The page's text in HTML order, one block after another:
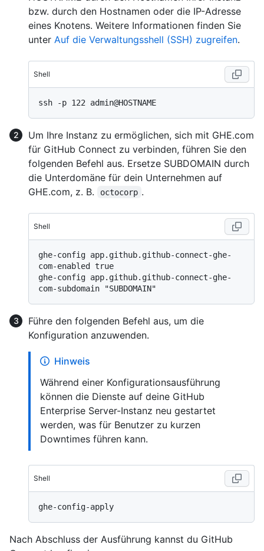
bzw. durch den Hostnamen oder die IP-Adresse
eines Knotens. Weitere Informationen finden Sie
unter Auf die Verwaltungsshell (SSH) zugreifen.
Shell
Um Ihre Instanz zu ermöglichen, sich mit GHE.com
für GitHub Connect zu verbinden, führen Sie den
folgenden Befehl aus. Ersetze SUBDOMAIN durch
die Unterdomäne für dein Unternehmen auf
GHE.com, z. B.
octocorp .
Shell
ghe-config app.github.github-connect-ghe-
com-enabled true
ghe-config app.github.github-connect-ghe-
Führe den folgenden Befehl aus, um die
Konfiguration anzuwenden.
Hinweis
Während einer Konfigurationsausführung
können die Dienste auf deine GitHub
Enterprise Server-Instanz neu gestartet
werden, was für Benutzer zu kurzen
Downtimes führen kann.
Shell
Nach Abschluss der Ausführung kannst du GitHub